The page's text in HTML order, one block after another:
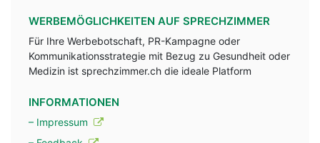
WERBEMÖGLICHKEITEN AUF SPRECHZIMMER
Für Ihre Werbebotschaft, PR-Kampagne oder
Kommunikationsstrategie mit Bezug zu Gesundheit oder
Medizin ist sprechzimmer.ch die ideale Platform
INFORMATIONEN
– Impressum